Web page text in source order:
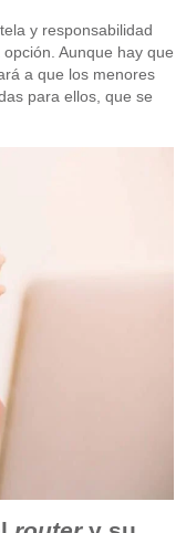
y responsabilidad
Aunque hay que
a que los menores
para ellos, que se